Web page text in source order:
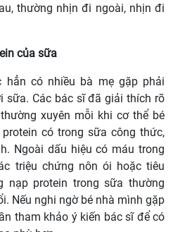
thường nhịn đi ngoài, nhịn đi
của sữa
hẳn có nhiều bà mẹ gặp phải
sữa. Các bác sĩ đã giải thích rõ
xuyên mỗi khi cơ thể bé
có trong sữa công thức,
Ngoài dấu hiệu có máu trong
triệu chứng nôn ói hoặc tiêu
nạp protein trong sữa thường
Nếu nghi ngờ bé nhà mình gặp
tham khảo ý kiến bác sĩ để có